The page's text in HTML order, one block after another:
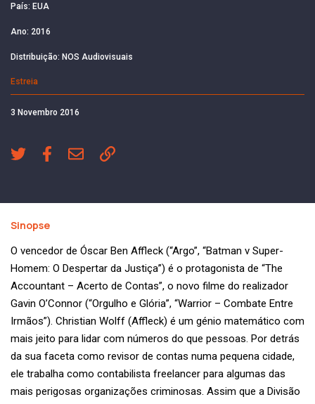
País: EUA
Ano: 2016
Distribuição: NOS Audiovisuais
Estreia
3 Novembro 2016
Sinopse
O vencedor de Óscar Ben Affleck (“Argo”, “Batman v Super-
Homem: O Despertar da Justiça”) é o protagonista de “The
Accountant – Acerto de Contas”, o novo filme do realizador
Gavin O’Connor (“Orgulho e Glória”, “Warrior – Combate Entre
Irmãos”). Christian Wolff (Affleck) é um génio matemático com
mais jeito para lidar com números do que pessoas. Por detrás
da sua faceta como revisor de contas numa pequena cidade,
ele trabalha como contabilista freelancer para algumas das
mais perigosas organizações criminosas. Assim que a Divisão